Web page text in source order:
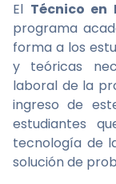
El Técnico en
programa
forma a los
y teóricas
laboral de la
ingreso de
estudiantes
tecnología de
solución de